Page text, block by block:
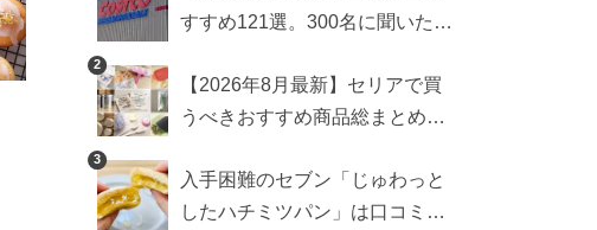
すすめ121選。300名に聞いた買
め商品も
2
【2026年8月最新】セリアで買
うべきおすすめ商品総まとめ。
3
入手困難のセブン「じゅわっと
したハチミツパン」は口コミ通